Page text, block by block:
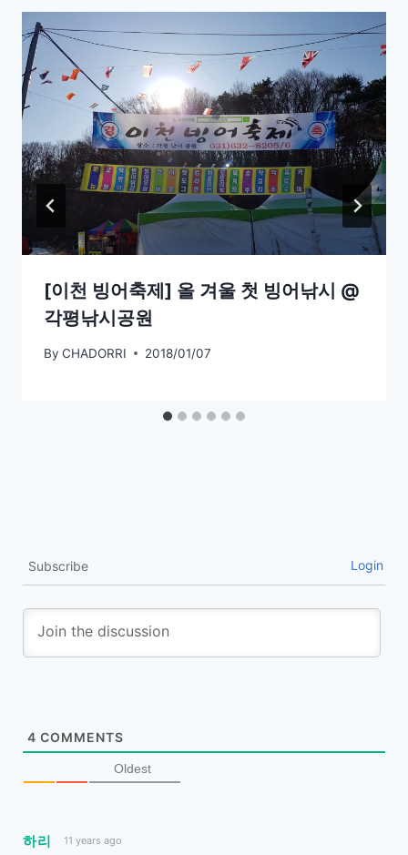
[이천 빙어축제] 올 겨울 첫 빙어낚시 @
각평낚시공원
By CHADORRI 2018/01/07
Subscribe Login
4 COMMENTS
Oldest
하리 11 years ago